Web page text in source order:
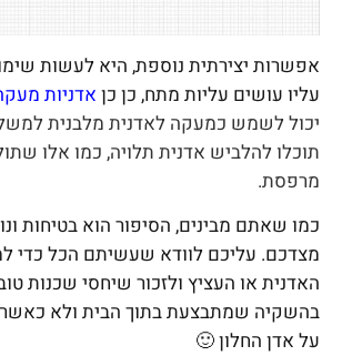
אפשרות יצירתית נוספת, היא לעשות
עליו עושים עליות מתח, כן כן אדניות
יכול לשמש כמעקה לאדנית מלבנית
תוכלו להלביש אדנית תלויה, כמו אלו
מרפסת.
כמו שאתם מבינים, הסיפור הוא בטיחות
מצדכם. עליכם לוודא שעשיתם הכל כדי
האדנית או העציץ ולזכור שיחסי שכנות
בהשקיה שמתבצעת בתוך הבית ולא
על אדן החלון 🙂